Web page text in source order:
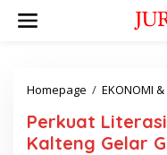
Homepage / EKONOMI &
Perkuat
Kalteng Gelar